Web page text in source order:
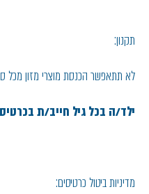
תקנון:
לא תתאפשר הכנסת מוצרי מזון מכל
ילד/ה בכל גיל חייב/ת בכרטיס
מדיניות ביטול כרטיסים: